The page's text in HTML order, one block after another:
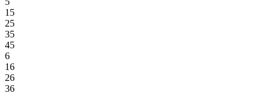
15
25
35
45
6
16
26
36